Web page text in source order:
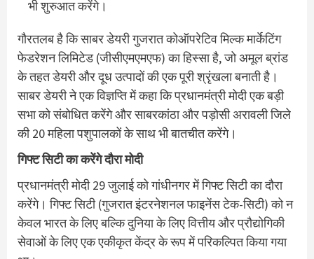
भी शुरुआत करेंगे।
गौरतलब है कि साबर डेयरी गुजरात कोऑपरेटिव मिल्क मार्केटिंग
फेडरेशन लिमिटेड (जीसीएमएमएफ) का हिस्सा है, जो अमूल ब्रांड
के तहत डेयरी और दूध उत्पादों की एक पूरी श्रृंखला बनाती है।
साबर डेयरी ने एक विज्ञप्ति में कहा कि प्रधानमंत्री मोदी एक बड़ी
सभा को संबोधित करेंगे और साबरकांठा और पड़ोसी अरावली जिले
की 20 महिला पशुपालकों के साथ भी बातचीत करेंगे।
गिफ्ट सिटी का करेंगे दौरा मोदी
प्रधानमंत्री मोदी 29 जुलाई को गांधीनगर में गिफ्ट सिटी का दौरा
करेंगे। गिफ्ट सिटी (गुजरात इंटरनेशनल फाइनेंस टेक-सिटी) को न
केवल भारत के लिए बल्कि दुनिया के लिए वित्तीय और प्रौद्योगिकी
सेवाओं के लिए एक एकीकृत केंद्र के रूप में परिकल्पित किया गया